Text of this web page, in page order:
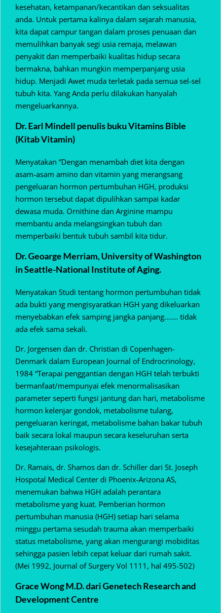
kesehatan, ketampanan/kecantikan dan seksualitas
anda. Untuk pertama kalinya dalam sejarah manusia,
kita dapat campur tangan dalam proses penuaan dan
memulihkan banyak segi usia remaja, melawan
penyakit dan memperbaiki kualitas hidup secara
bermakna, bahkan mungkin memperpanjang usia
hidup. Menjadi Awet muda terletak pada semua sel-sel
tubuh kita. Yang Anda perlu dilakukan hanyalah
mengeluarkannya.
Dr. Earl Mindell penulis buku Vitamins Bible
(Kitab Vitamin)
Menyatakan “Dengan menambah diet kita dengan
asam-asam amino dan vitamin yang merangsang
pengeluaran hormon pertumbuhan HGH, produksi
hormon tersebut dapat dipulihkan sampai kadar
dewasa muda. Ornithine dan Arginine mampu
membantu anda melangsingkan tubuh dan
memperbaiki bentuk tubuh sambil kita tidur.
Dr. Geoarge Merriam, University of Washington
in Seattle-National Institute of Aging.
Menyatakan Studi tentang hormon pertumbuhan tidak
ada bukti yang mengisyaratkan HGH yang dikeluarkan
menyebabkan efek samping jangka panjang……. tidak
ada efek sama sekali.
Dr. Jorgensen dan dr. Christian di Copenhagen-
Denmark dalam European Journal of Endrocrinology,
1984 “Terapai penggantian dengan HGH telah terbukti
bermanfaat/mempunyai efek menormalisasikan
parameter seperti fungsi jantung dan hari, metabolisme
hormon kelenjar gondok, metabolisme tulang,
pengeluaran keringat, metabolisme bahan bakar tubuh
baik secara lokal maupun secara keseluruhan serta
kesejahteraan psikologis.
Dr. Ramais, dr. Shamos dan dr. Schiller dari St. Joseph
Hospotal Medical Center di Phoenix-Arizona AS,
menemukan bahwa HGH adalah perantara
metabolisme yang kuat. Pemberian hormon
pertumbuhan manusia (HGH) setiap hari selama
minggu pertama sesudah trauma akan memperbaiki
status metabolisme, yang akan mengurangi mobiditas
sehingga pasien lebih cepat keluar dari rumah sakit.
(Mei 1992, Journal of Surgery Vol 1111, hal 495-502)
Grace Wong M.D. dari Genetech Research and
Development Centre